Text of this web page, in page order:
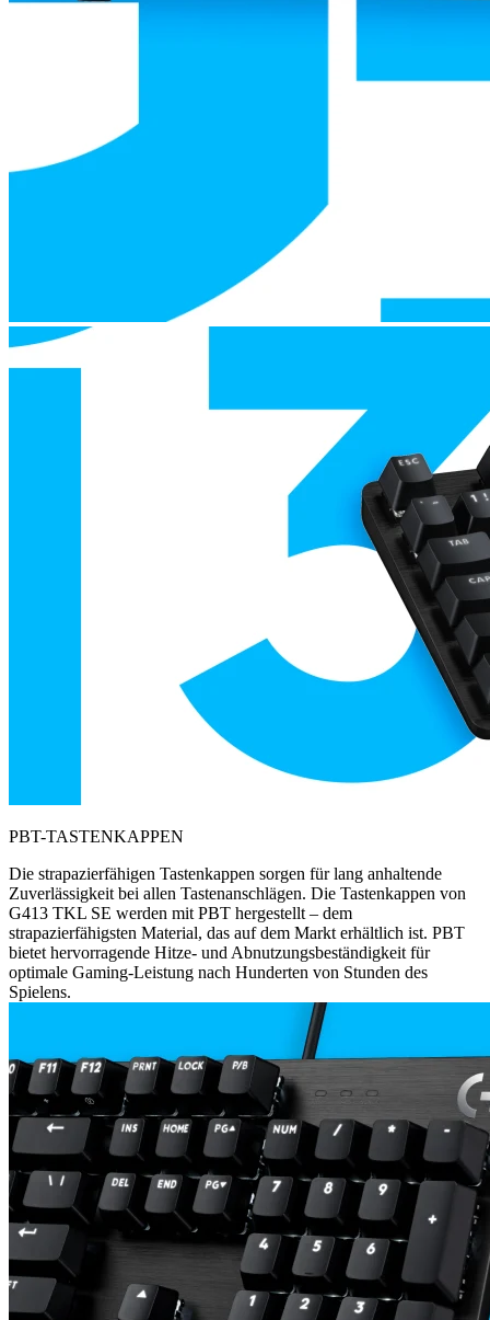
PBT-TASTENKAPPEN
Die strapazierfähigen Tastenkappen sorgen für lang anhaltende
Zuverlässigkeit bei allen Tastenanschlägen. Die Tastenkappen von
G413 TKL SE werden mit PBT hergestellt – dem
strapazierfähigsten Material, das auf dem Markt erhältlich ist. PBT
bietet hervorragende Hitze- und Abnutzungsbeständigkeit für
optimale Gaming-Leistung nach Hunderten von Stunden des
Spielens.